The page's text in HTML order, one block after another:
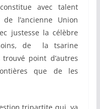
avec talent
de l’ancienne Union
justesse la célèbre
de la tsarine
point d’autres
que de les